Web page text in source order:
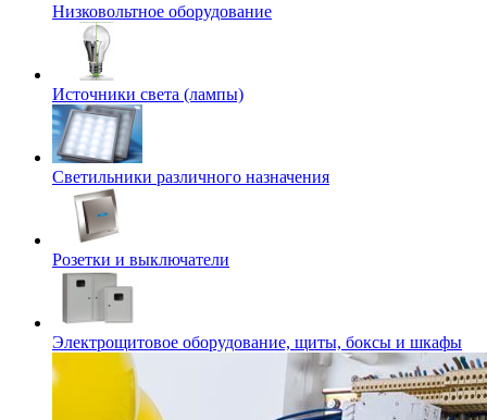
Низковольтное оборудование
Источники света (лампы)
Светильники различного назначения
Розетки и выключатели
Электрощитовое оборудование, щиты, боксы и шкафы